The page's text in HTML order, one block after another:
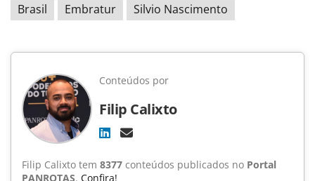
Brasil Embratur Silvio Nascimento
Conteúdos por
Filip Calixto
Filip Calixto tem 8377 conteúdos publicados no Portal
PANROTAS. Confira!